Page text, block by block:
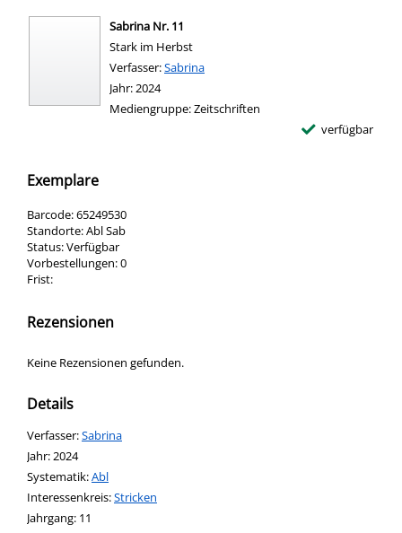
Sabrina Nr. 11
Stark im Herbst
Verfasser:Suche nach diesem Verfasser
Sabrina
Jahr:2024
Mediengruppe:Zeitschriften
verfügbar
Exemplare
Barcode:65249530
Standorte:Abl Sab
Status:Verfügbar
Vorbestellungen:0
Frist:
Rezensionen
Keine Rezensionen gefunden.
Details
Verfasser:Suche nach diesem Verfasser
Sabrina
Jahr:2024
opens in new tab
Diesen Link in neuem Tab öffnen
Systematik:Suche nach dieser Systematik
Abl
Interessenkreis:Suche nach diesem Interessenskreis
Stricken
Jahrgang: 11